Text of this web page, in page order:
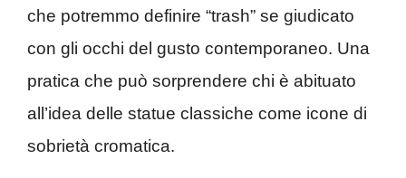
che potremmo definire “trash” se giudicato
con gli occhi del gusto contemporaneo. Una
pratica che può sorprendere chi è abituato
all’idea delle statue classiche come icone di
sobrietà cromatica.